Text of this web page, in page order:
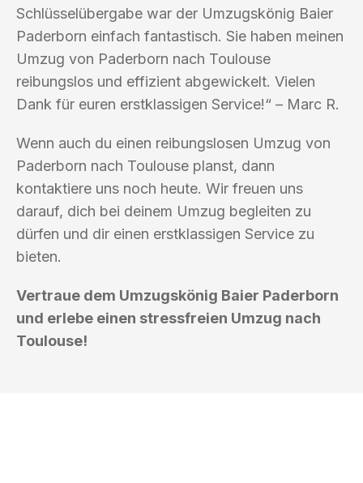
Schlüsselübergabe war der Umzugskönig Baier
Paderborn einfach fantastisch. Sie haben meinen
Umzug von Paderborn nach Toulouse
reibungslos und effizient abgewickelt. Vielen
Dank für euren erstklassigen Service!“ – Marc R.
Wenn auch du einen reibungslosen Umzug von
Paderborn nach Toulouse planst, dann
kontaktiere uns noch heute. Wir freuen uns
darauf, dich bei deinem Umzug begleiten zu
dürfen und dir einen erstklassigen Service zu
bieten.
Vertraue dem Umzugskönig Baier Paderborn
und erlebe einen stressfreien Umzug nach
Toulouse!